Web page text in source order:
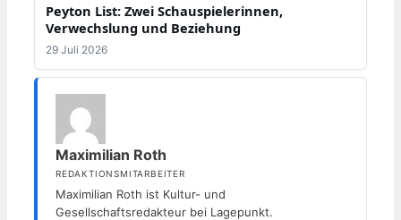
Peyton List: Zwei Schauspielerinnen,
Verwechslung und Beziehung
29 Juli 2026
Maximilian Roth
REDAKTIONSMITARBEITER
Maximilian Roth ist Kultur- und
Gesellschaftsredakteur bei Lagepunkt.